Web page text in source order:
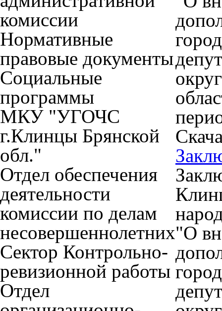
комиссии
Нормативные
правовые документы
Социальные
программы
МКУ "УГОЧС
г.Клинцы Брянской
обл."
Отдел обеспечения
деятельности
комиссии по делам
несовершеннолетних
Сектор Контрольно-
ревизионной работы
Отдел
"О